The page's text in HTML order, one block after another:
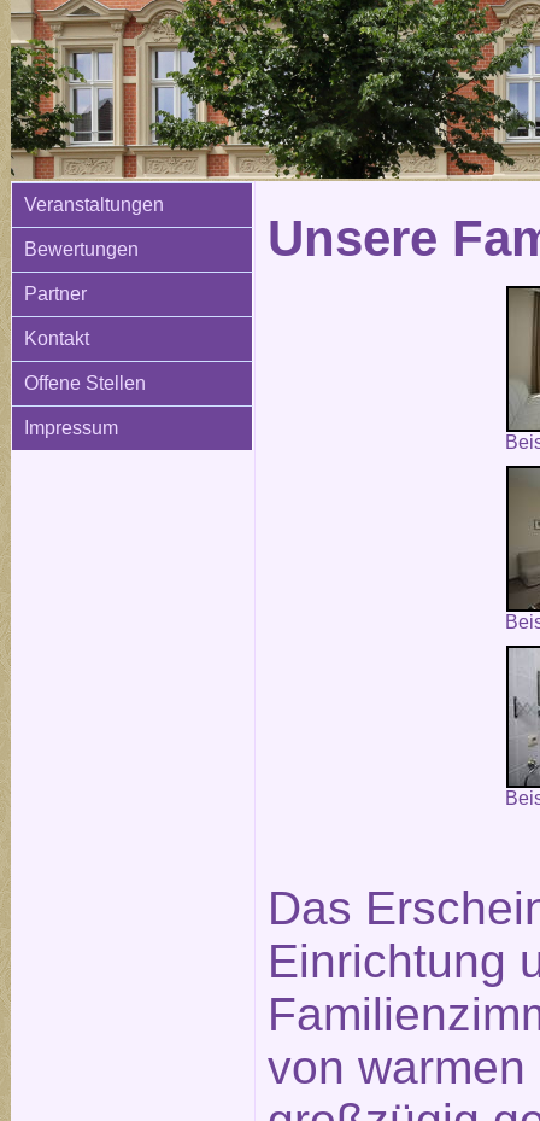
Veranstaltungen
Bewertungen
Partner
Kontakt
Offene Stellen
Impressum
Unsere
Das
Einrichtung
von